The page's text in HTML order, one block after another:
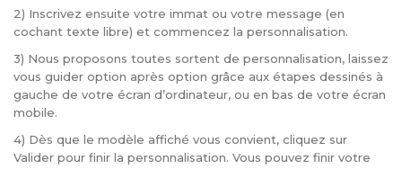
2) Inscrivez ensuite votre immat ou votre message (en
cochant texte libre) et commencez la personnalisation.
3) Nous proposons toutes sortent de personnalisation, laissez
vous guider option après option grâce aux étapes dessinés à
gauche de votre écran d’ordinateur, ou en bas de votre écran
mobile.
4) Dès que le modèle affiché vous convient, cliquez sur
Valider pour finir la personnalisation. Vous pouvez finir votre